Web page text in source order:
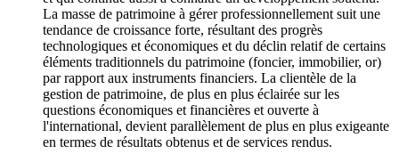
La masse de patrimoine à gérer professionnellement suit une
tendance de croissance forte, résultant des progrès
technologiques et économiques et du déclin relatif de certains
éléments traditionnels du patrimoine (foncier, immobilier, or)
par rapport aux instruments financiers. La clientèle de la
gestion de patrimoine, de plus en plus éclairée sur les
questions économiques et financières et ouverte à
l'international, devient parallèlement de plus en plus exigeante
en termes de résultats obtenus et de services rendus.